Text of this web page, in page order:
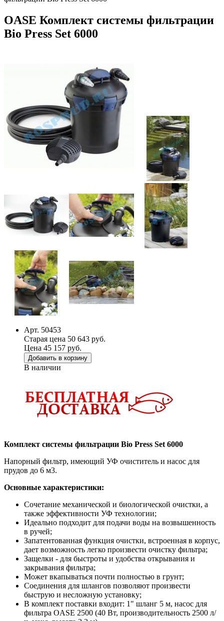
OASE Комплект системы фильтрации
Bio Press Set 6000
Арт. 50453
Старая цена 50 643 руб.
Цена 45 157 руб.
Добавить в корзину
В наличии
Комплект системы фильтрации Bio Press Set 6000
Напорный фильтр, имеющий УФ очиститель и насос для
прудов до 6 м3.
Основные характеристики:
Сочетание механической и биологической очистки, а
также эффективности УФ технологии;
Идеально подходит для подачи воды на возвышенность
в ручей;
Запатентованная функция очистки, встроенная в корпус,
дает возможность легко произвести очистку фильтра;
Защелки - для быстроты и удобства открывания и
закрывания фильтра;
Может вкапываться почти полностью в грунт;
Соединения для шлангов позволяют произвести
быструю и несложную установку;
В комплект поставки входит: 1" шланг 5 м, насос для
фильтра OASE 2500 (40 Вт, производительность 2500 л/